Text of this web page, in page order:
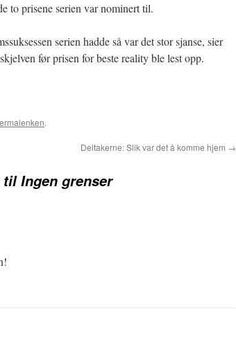
to prisene serien var nominert til.
serien hadde så var det stor sjanse, sier
før prisen for beste reality ble lest opp.
.
Deltakerne: Slik var det å komme hjem →
Ingen grenser